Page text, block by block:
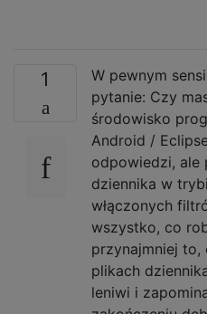
1
W pewnym
pytanie: Czy
środowisko
Android /
odpowiedzi, ale
dziennika w
włączonych
wszystko, co
przynajmniej
plikach
leniwi i